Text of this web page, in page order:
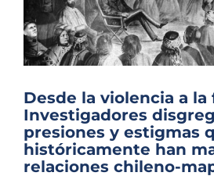
Podcast
Noticias
Columnas
Música
Especiales
Desde la violencia a
Investigadores
presiones y estigmas
históricamente han
relaciones chileno-